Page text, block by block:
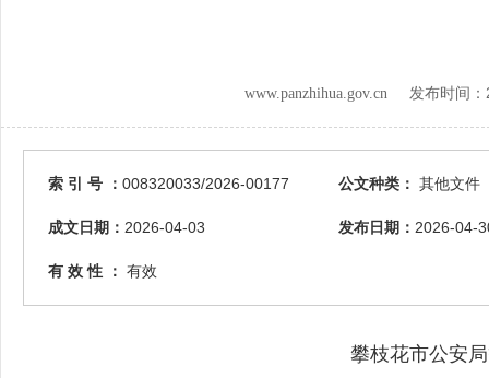
www.panzhihua.gov.cn 发布时间：
索 引 号 ： 008320033/2026-00177 公文种类： 其他文件
成文日期： 2026-04-03 发布日期： 2026-04-
有 效 性 ： 有效
攀枝花市公安